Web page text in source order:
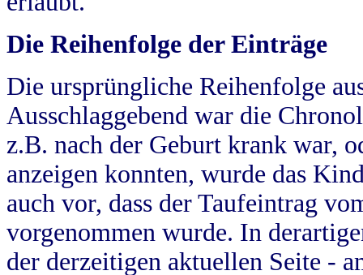
Die Reihenfolge der Einträge
Die ursprüngliche Reihenfolge
Ausschlaggebend war die
z.B. nach der Geburt krank war,
anzeigen konnten, wurde das
auch vor, dass der Taufeintrag
vorgenommen wurde. In
der derzeitigen aktuellen Seite -